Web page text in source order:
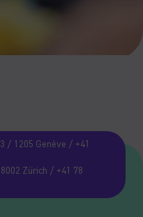
/ 1205 Genève / +41
Zürich / +41 78